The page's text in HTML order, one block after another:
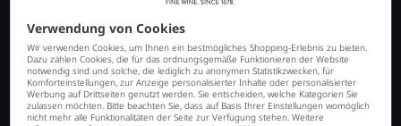
Verwendung von Cookies
Wir verwenden Cookies, um Ihnen ein bestmögliches Shopping-Erlebnis zu bieten.
Dazu zählen Cookies, die für das ordnungsgemäße Funktionieren der Website
notwendig sind und solche, die lediglich zu anonymen Statistikzwecken, für
Komforteinstellungen, zur Anzeige personalisierter Inhalte oder personalisierter
Werbung auf Drittseiten genutzt werden. Sie entscheiden, welche Kategorien Sie
zulassen möchten. Bitte beachten Sie, dass auf Basis Ihrer Einstellungen womöglich
nicht mehr alle Funktionalitäten der Seite zur Verfügung stehen. Weitere